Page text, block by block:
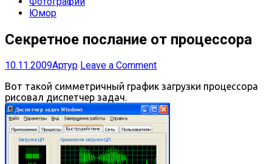
Юмор
Секретное послание от процессора
10.11.2009Артур Leave a Comment
Вот такой симметричный график загрузки процессора
рисовал диспетчер задач.